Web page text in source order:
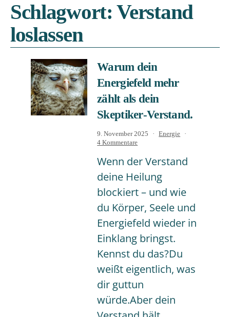
Schlagwort: Verstand
loslassen
Warum dein
Energiefeld mehr
zählt als dein
Skeptiker‑Verstand.
Wenn der Verstand
deine Heilung
blockiert – und wie
du Körper, Seele und
Energiefeld wieder in
Einklang bringst.
Kennst du das?Du
weißt eigentlich, was
dir guttun
würde.Aber dein
Veröffentlicht
am
9. November 2025
Kategorisiert
Energie
4 Kommentarezu
dein
mehr
als
Skeptiker‑Verstand.